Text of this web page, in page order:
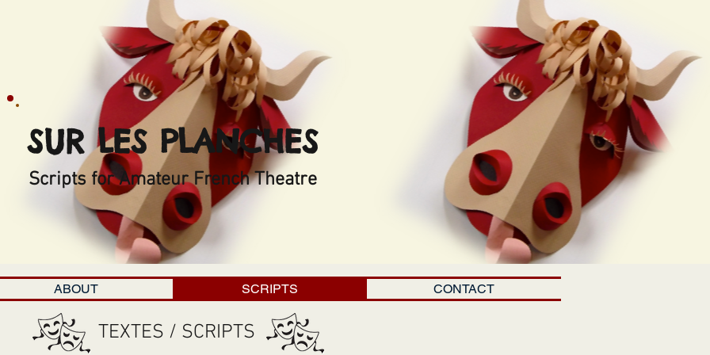
SUR LES PLANCHES
Scripts for Amateur French Theatre
ABOUT SCRIPTS CONTACT
TEXTES / SCRIPTS